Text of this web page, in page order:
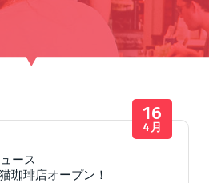
ース
珈琲店オープン！
16
4月